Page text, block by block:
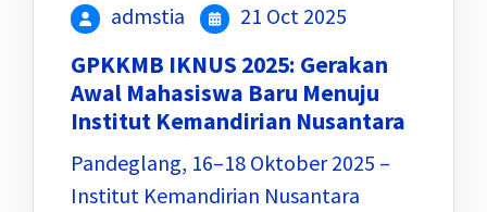
admstia 21 Oct 2025
GPKKMB IKNUS 2025: Gerakan
Awal Mahasiswa Baru Menuju
Institut Kemandirian Nusantara
Pandeglang, 16–18 Oktober 2025 –
Institut Kemandirian Nusantara